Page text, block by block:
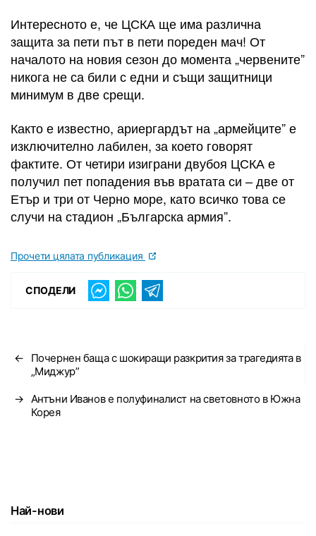
Интересното е, че ЦСКА ще има различна
защита за пети път в пети пореден мач! От
началото на новия сезон до момента „червените”
никога не са били с едни и същи защитници
минимум в две срещи.
Както е известно, ариергардът на „армейците” е
изключително лабилен, за което говорят
фактите. От четири изиграни двубоя ЦСКА е
получил пет попадения във вратата си – две от
Етър и три от Черно море, като всичко това се
случи на стадион „Българска армия”.
Прочети цялата публикация
СПОДЕЛИ
←
Почернен баща с шокиращи разкрития за трагедията в
„Миджур”
→
Антъни Иванов е полуфиналист на световното в Южна
Корея
Най-нови